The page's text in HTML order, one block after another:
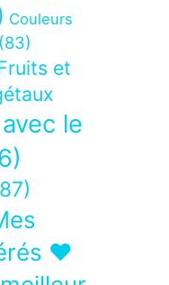
Couleurs
(83)
et
le
❤